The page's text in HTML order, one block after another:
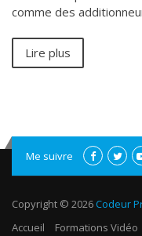
comme des
Lire plus
Me suivre
Copyright © 2026Codeur
Accueil
Formations Vidéo